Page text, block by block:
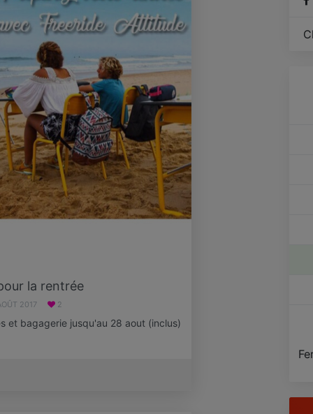
la rentrée
2017 2
et bagagerie jusqu'au 28 aout (inclus)